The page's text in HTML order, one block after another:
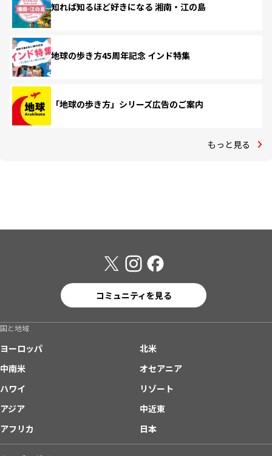
知れば知るほど好きになる 湘南・江の島
地球の歩き方45周年記念 インド特集
「地球の歩き方」シリーズ広告のご案内
もっと見る
コミュニティを見る
国と地域
ヨーロッパ
北米
中南米
オセアニア
ハワイ
リゾート
アジア
中近東
アフリカ
日本